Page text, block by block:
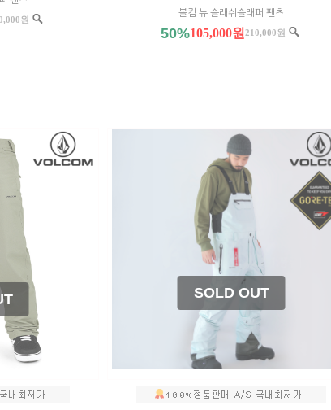
원
볼컴 뉴 슬래쉬슬래퍼 팬츠
50%105,000원 210,000원